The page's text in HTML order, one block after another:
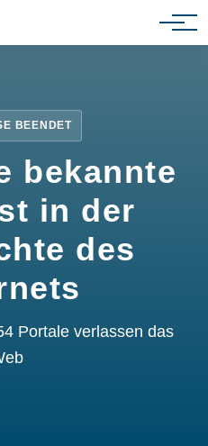
BEENDET
bekannte
in der
des
Portale verlassen das